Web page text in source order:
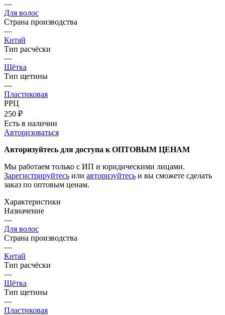
—
Для волос
Страна производства
—
Китай
Тип расчёски
—
Щётка
Тип щетины
—
Пластиковая
РРЦ
250 ₽
Есть в наличии
Авторизоваться
Авторизуйтесь для доступа к ОПТОВЫМ ЦЕНАМ
Мы работаем только с ИП и юридическими лицами.
Зарегистрируйтесь или авторизуйтесь и вы сможете сделать
заказ по оптовым ценам.
Характеристики
Назначение
—
Для волос
Страна производства
—
Китай
Тип расчёски
—
Щётка
Тип щетины
—
Пластиковая